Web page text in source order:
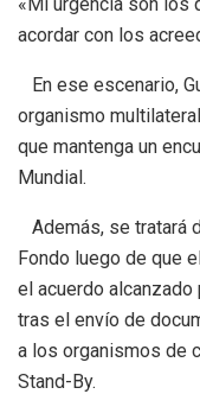
acordar con los
En ese escenario,
organismo
que mantenga un
Mundial.
Además, se tratará
Fondo luego de que
el acuerdo
tras el envío de
a los organismos de
Stand-By.